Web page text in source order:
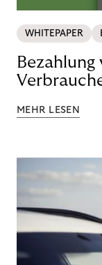
WHITEPAPER
MEHR LESEN